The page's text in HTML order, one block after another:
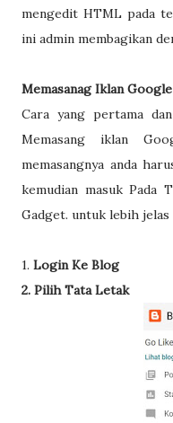
mengedit HTML pada
ini admin membagikan
Memasanag Iklan
Cara yang pertama
Memasang iklan
memasangnya anda
kemudian masuk Pada
Gadget. untuk lebih
1. Login Ke Blog
2. Pilih Tata Letak